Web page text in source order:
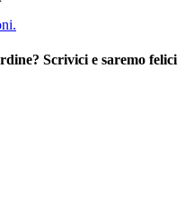
Scrivici e saremo felici